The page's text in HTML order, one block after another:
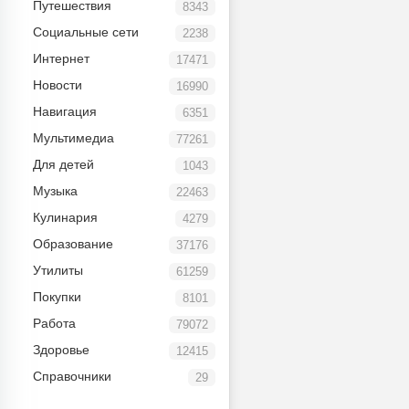
8343
Путешествия
2238
Социальные сети
17471
Интернет
16990
Новости
6351
Навигация
77261
Мультимедиа
1043
Для детей
22463
Музыка
4279
Кулинария
37176
Образование
61259
Утилиты
8101
Покупки
79072
Работа
12415
Здоровье
29
Справочники